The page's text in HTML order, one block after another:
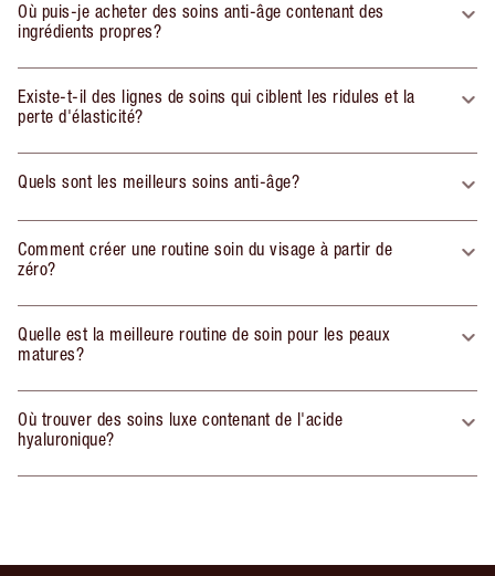
Où puis-je acheter des soins anti-âge contenant des
ingrédients propres?
Existe-t-il des lignes de soins qui ciblent les ridules et la
perte d'élasticité?
Quels sont les meilleurs soins anti-âge?
Comment créer une routine soin du visage à partir de
zéro?
Quelle est la meilleure routine de soin pour les peaux
matures?
Où trouver des soins luxe contenant de l'acide
hyaluronique?